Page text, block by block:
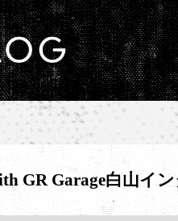
GR Garage白山イ